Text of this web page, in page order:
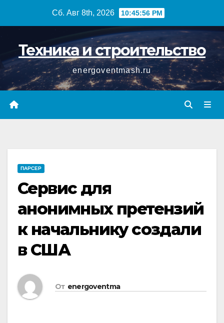
Сб. Авг 8th, 2026 10:45:56 PM
Техника и строительство
energoventmash.ru
ПАРСЕР
Сервис для
анонимных претензий
к начальнику создали
в США
От energoventma